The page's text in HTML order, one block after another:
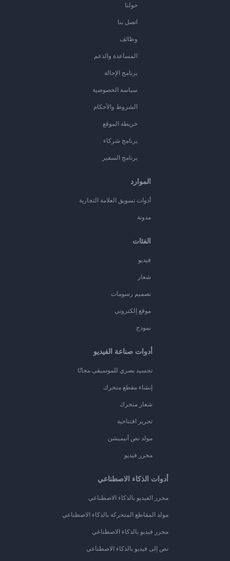
حولنا
اتصل بنا
وظائف
المساعدة والدعم
برنامج الإحالة
سياسة الخصوصية
الشروط والأحكام
خريطة الموقع
برنامج شركاء
برنامج السفير
الموارد
أدوات تسويق العلامة التجارية
مدونة
الفئات
فيديو
شعار
تصميم رسومات
موقع إلكتروني
نموذج
أدوات صناعة الفيديو
تجسيد بصري للموسيقى مجانًا
إنشاء مقطع متحرك
شعار متحرك
تحرير افتتاحية
مولد نص أنيميشن
محرر فيديو
أدوات الذكاء الاصطناعي
محرر الفيديو بالذكاء الاصطناعي
مولد المقاطع المتحركة بالذكاء الاصطناعي
محرر فيديو بالذكاء الاصطناعي
نص إلى فيديو بالذكاء الاصطناعي